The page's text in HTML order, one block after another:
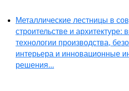
Металлические лестницы в
строительстве и архитектуре:
технологии производства,
интерьера и инновационные
решения...